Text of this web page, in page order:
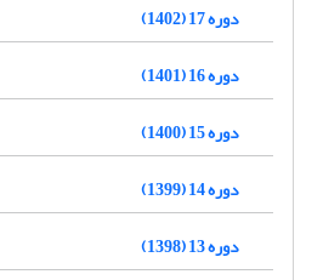
دوره 17 (1402)
دوره 16 (1401)
دوره 15 (1400)
دوره 14 (1399)
دوره 13 (1398)